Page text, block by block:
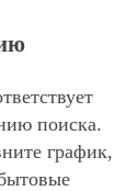
поиска.
график,